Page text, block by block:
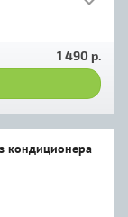
1 490 р.
кондиционера